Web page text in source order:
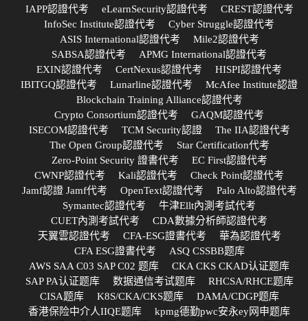
IAPP認證代考
eLearnSecurity認證代考
CREST認證代考
InfoSec Institute認證代考
Cyber Struggle認證代考
ASIS International認證代考
Mile2認證代考
SABSA認證代考
APMG International認證代考
EXIN認證代考
CertNexus認證代考
HISPI認證代考
IBITGQ認證代考
Lunarline認證代考
McAfee Institute認證
Blockchain Training Alliance認證代考
Crypto Consortium認證代考
GAQM認證代考
ISECOM認證代考
TCM Security認證
The IIA認證代考
The Open Group認證代考
Star Certification代考
Zero-Point Security 證書代考
EC First認證代考
CWNP認證代考
Kali認證代考
Check Point認證代考
Jamf認證 Jamf代考
OpenText認證代考
Palo Alto認證代考
Symantec認證代考
牛津Ellt內測考試代考
CUET內測考試代考
CDA數據分析師認證代考
天翼雲認證代考
CFA-ESG證書代考
華為認證代考
CFA ESG證書代考
ASQ CSSBB题库
AWS SAA C03 SAP C02 题库
CKA CKS CKAD认证题库
SAP PA认证题库
数据通信考试题库
RHCSA/RHCE题库
CISA题库
K8S/CKA/CKS题库
DAMA/CDGP题库
香港保险中介人IIQE题库
kpmg德勤pwc安永ey网申题库